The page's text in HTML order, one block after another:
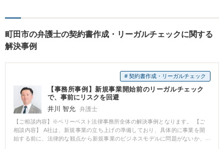
事故、相続、成年後見、不動
しますので、お気軽にご相談
町田市の弁護士の契約書作成・リーガルチェックに関する
解決事例
# 契約書作成・リーガルチェック
【事務所事例】新規事業開始前のリーガルチェック
で、事前にリスクを回避
井川 智允 弁護士
【ご相談内容】※ベリーベスト法律事務所全体の解決事例となります。 【ご
相談内容】 A社は、新規事業の立ち上げの準備しており、具体的に事業を開
始する前に、法律的な観点から新規事業のビジネスモデルに問題がないか、